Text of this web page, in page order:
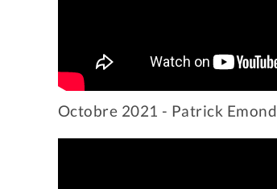
Octobre 2021 - Patrick Emond